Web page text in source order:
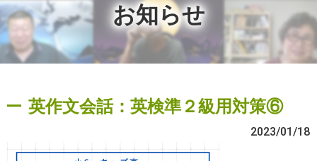
お知らせ
英作文会話：英検準２級用対策⑥
2023/01/18